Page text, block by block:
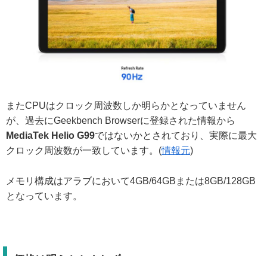
またCPUはクロック周波数しか明らかとなっていません
が、過去にGeekbench Browserに登録された情報から
MediaTek Helio G99ではないかとされており、実際に最大
クロック周波数が一致しています。(情報元)
メモリ構成はアラブにおいて4GB/64GBまたは8GB/128GB
となっています。